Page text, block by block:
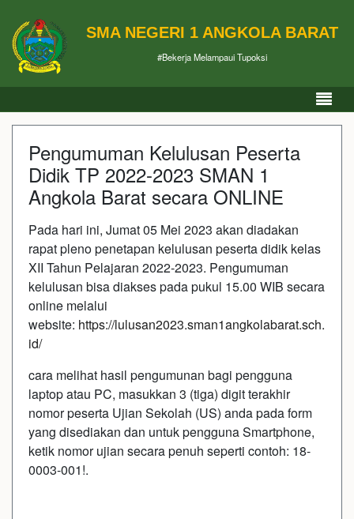
SMA NEGERI 1 ANGKOLA BARAT
#Bekerja Melampaui Tupoksi
Pengumuman Kelulusan Peserta
Didik TP 2022-2023 SMAN 1
Angkola Barat secara ONLINE
Pada hari ini, Jumat 05 Mei 2023 akan diadakan
rapat pleno penetapan kelulusan peserta didik kelas
XII Tahun Pelajaran 2022-2023. Pengumuman
kelulusan bisa diakses pada pukul 15.00 WIB secara
online melalui
website: https://lulusan2023.sman1angkolabarat.sch.
id/
cara melihat hasil pengumunan bagi pengguna
laptop atau PC, masukkan 3 (tiga) digit terakhir
nomor peserta Ujian Sekolah (US) anda pada form
yang disediakan dan untuk pengguna Smartphone,
ketik nomor ujian secara penuh seperti contoh: 18-
0003-001!.